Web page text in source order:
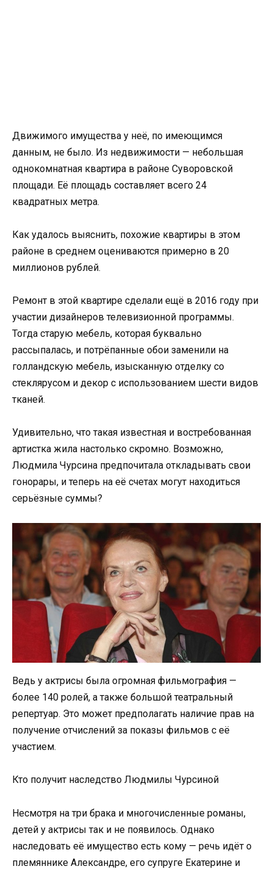
Движимого имущества у неё, по имеющимся
данным, не было. Из недвижимости — небольшая
однокомнатная квартира в районе Суворовской
площади. Её площадь составляет всего 24
квадратных метра.
Как удалось выяснить, похожие квартиры в этом
районе в среднем оцениваются примерно в 20
миллионов рублей.
Ремонт в этой квартире сделали ещё в 2016 году при
участии дизайнеров телевизионной программы.
Тогда старую мебель, которая буквально
рассыпалась, и потрёпанные обои заменили на
голландскую мебель, изысканную отделку со
стеклярусом и декор с использованием шести видов
тканей.
Удивительно, что такая известная и востребованная
артистка жила настолько скромно. Возможно,
Людмила Чурсина предпочитала откладывать свои
гонорары, и теперь на её счетах могут находиться
серьёзные суммы?
Ведь у актрисы была огромная фильмография —
более 140 ролей, а также большой театральный
репертуар. Это может предполагать наличие прав на
получение отчислений за показы фильмов с её
участием.
Кто получит наследство Людмилы Чурсиной
Несмотря на три брака и многочисленные романы,
детей у актрисы так и не появилось. Однако
наследовать её имущество есть кому — речь идёт о
племяннике Александре, его супруге Екатерине и